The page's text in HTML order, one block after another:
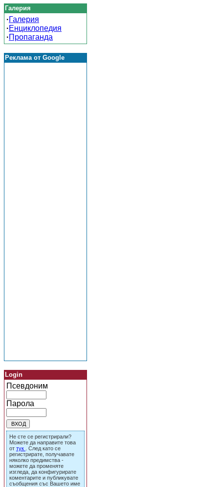
Галерия
·Галерия
·Енциклопедия
·Пропаганда
Реклама от Google
Login
Псевдоним
Парола
Не сте се регистрирали?
Можете да направите това
от тук
. След като се
регистрирате, получавате
няколко предимства -
можете да променяте
изгледа, да конфигурирате
коментарите и публикувате
съобщения със Вашето име